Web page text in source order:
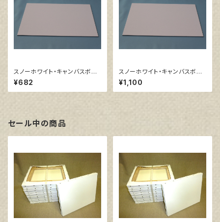
スノーホワイト・キャンバスボー
ド F6 サイズ 410㎜x318
㎜
¥682
スノーホワイト・キャンバスボー
ド F10 サイズ 530㎜x455
㎜
¥1,100
セール中の商品